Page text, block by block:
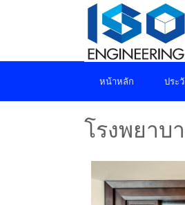
หน้าหลัก ประ
โรงพยาบ